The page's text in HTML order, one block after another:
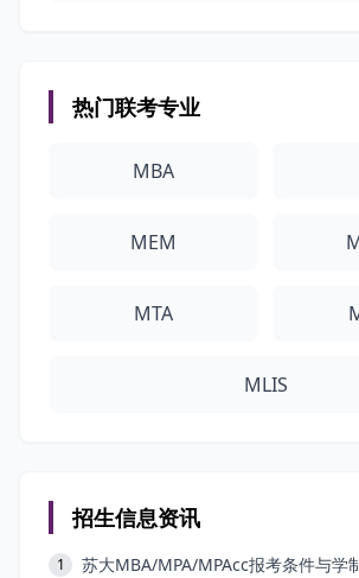
热门联考专业
MBA
MEM
MTA
MLIS
招生信息资讯
1 苏大MBA/MPA/MPAcc报考条件与学